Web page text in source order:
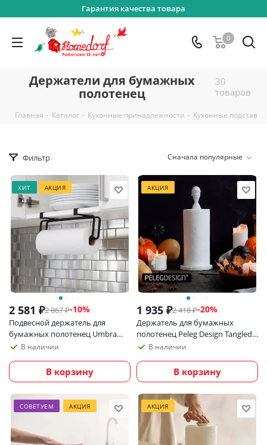
Гарантия качества товара
0
Держатели для бумажных
полотенец
30
товаров
Главная - Каталог - Кухонные принадлежности - Кухонные
Фильтр Сначала популярные
ХИТ АКЦИЯ
2 581 ₽2 867₽-10%
Подвесной держатель для
бумажных полотенец Umbra
Squire, черный
В наличии
В корзину
АКЦИЯ
1 935 ₽2 418₽-20%
Держатель для бумажных
полотенец Peleg Design Tangled
Joe В наличии
В корзину
СОВЕТУЕМ АКЦИЯ АКЦИЯ